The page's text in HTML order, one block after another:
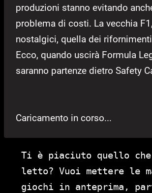
produzioni stanno evitando
problema di costi. La vecchia
nostalgici, quella dei
Ecco, quando uscirà Formula
saranno partenze dietro Safety
Caricamento in corso...
Ti è piaciuto quello
letto? Vuoi mettere le
giochi in anteprima,